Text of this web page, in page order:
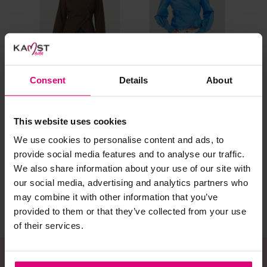
Consent Details About
This website uses cookies
We use cookies to personalise content and ads, to
provide social media features and to analyse our traffic.
We also share information about your use of our site with
our social media, advertising and analytics partners who
may combine it with other information that you’ve
provided to them or that they’ve collected from your use
of their services.
Selecteer het wasgoed op kleur en was met een passend
wasmiddel.
Gebreide kledingstukken (met of zonder wol):
Allereerst: stel het wassen zo lang mogelijk uit.
voorkomt wrijving en pilling.
Was zo koud mogelijk.
Droog het kledingstuk liggend op een handdoek.
Controleer na het wassen op pilling en scheer het
kledingstuk indien nodig met een kledingtondeuse.
Strijkijzer/droogtrommel:
van het strijkijzer en/of de droogtrommel. Ook in veel
Blouse ruitje
€ 69,95 € 69,99